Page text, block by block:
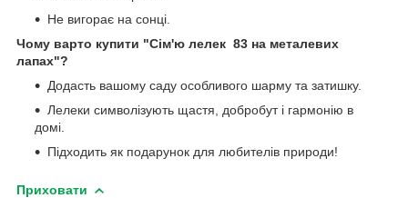
Не вигорає на сонці.
Чому варто купити "Сім'ю лелек 83 на металевих
лапах"?
Додасть вашому саду особливого шарму та затишку.
Лелеки символізують щастя, добробут і гармонію в
домі.
Підходить як подарунок для любителів природи!
Приховати